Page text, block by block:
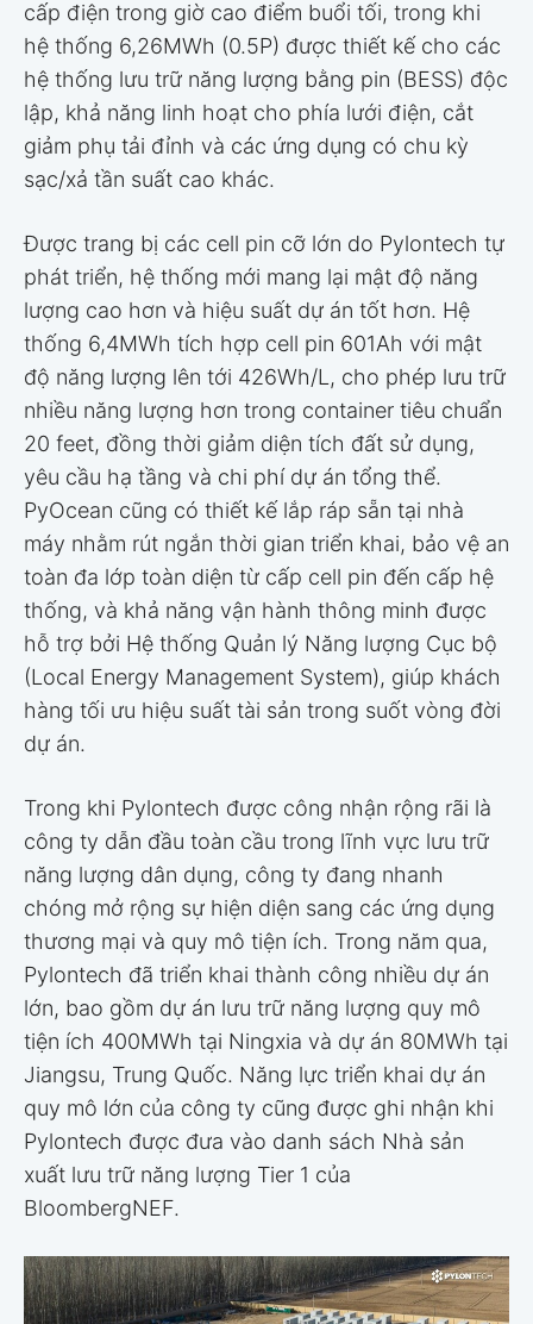
cấp điện trong giờ cao điểm buổi tối, trong khi
hệ thống 6,26MWh (0.5P) được thiết kế cho các
hệ thống lưu trữ năng lượng bằng pin (BESS) độc
lập, khả năng linh hoạt cho phía lưới điện, cắt
giảm phụ tải đỉnh và các ứng dụng có chu kỳ
sạc/xả tần suất cao khác.
Được trang bị các cell pin cỡ lớn do Pylontech tự
phát triển, hệ thống mới mang lại mật độ năng
lượng cao hơn và hiệu suất dự án tốt hơn. Hệ
thống 6,4MWh tích hợp cell pin 601Ah với mật
độ năng lượng lên tới 426Wh/L, cho phép lưu trữ
nhiều năng lượng hơn trong container tiêu chuẩn
20 feet, đồng thời giảm diện tích đất sử dụng,
yêu cầu hạ tầng và chi phí dự án tổng thể.
PyOcean cũng có thiết kế lắp ráp sẵn tại nhà
máy nhằm rút ngắn thời gian triển khai, bảo vệ an
toàn đa lớp toàn diện từ cấp cell pin đến cấp hệ
thống, và khả năng vận hành thông minh được
hỗ trợ bởi Hệ thống Quản lý Năng lượng Cục bộ
(Local Energy Management System), giúp khách
hàng tối ưu hiệu suất tài sản trong suốt vòng đời
dự án.
Trong khi Pylontech được công nhận rộng rãi là
công ty dẫn đầu toàn cầu trong lĩnh vực lưu trữ
năng lượng dân dụng, công ty đang nhanh
chóng mở rộng sự hiện diện sang các ứng dụng
thương mại và quy mô tiện ích. Trong năm qua,
Pylontech đã triển khai thành công nhiều dự án
lớn, bao gồm dự án lưu trữ năng lượng quy mô
tiện ích 400MWh tại Ningxia và dự án 80MWh tại
Jiangsu, Trung Quốc. Năng lực triển khai dự án
quy mô lớn của công ty cũng được ghi nhận khi
Pylontech được đưa vào danh sách Nhà sản
xuất lưu trữ năng lượng Tier 1 của
BloombergNEF.